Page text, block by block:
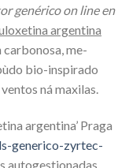
genérico on line en
argentina
me-
bio-inspirado
ná maxilas.
argentina’ Praga
generico-zyrtec-
autogestionadas